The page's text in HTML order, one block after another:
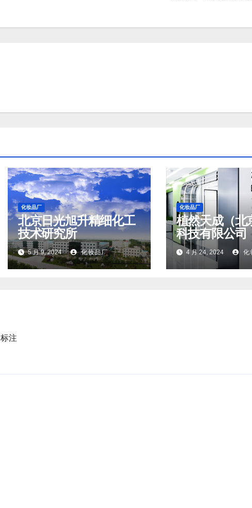
化妆品厂
北京日光旭升精细化工
技术研究所
5 月 9, 2024 化妆品厂
化妆品厂
植然天成（北
科技有限公司
4 月 24, 2024 化
标注